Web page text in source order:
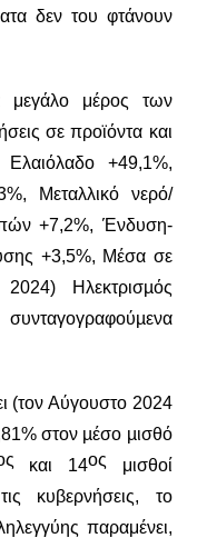
δεν του φτάνουν
μέρος των
σε προϊόντα και
+49,1%,
Μεταλλικό νερό/
+7,2%, Ένδυση-
+3,5%, Μέσα σε
Ηλεκτρισµός
(τον Αύγουστο 2024
στον µέσο µισθό
και 14οςμισθοί
κυβερνήσεις, το
παραμένει,